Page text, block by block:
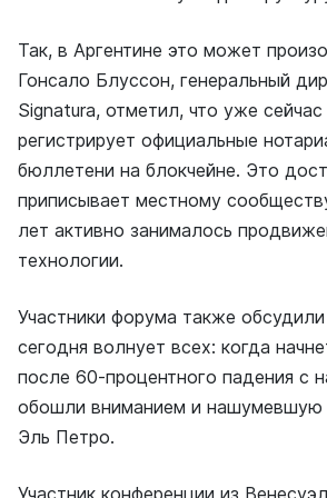
Так, в Аргентине это может
Гонсало Блуссон, генеральный
Signatura, отметил, что уже сейчас
регистрирует официальные
бюллетени на блокчейне. Это
приписывает местному
лет активно занималось
технологии.
Участники форума также
сегодня волнует всех: когда
после 60-процентного падения с
обошли вниманием и нашумевшую
Эль Петро.
Участник конференции из